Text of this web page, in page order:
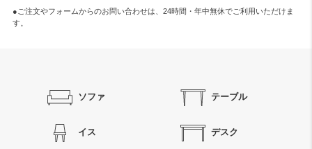
●ご注文やフォームからのお問い合わせは、 24時間・年中無休でご利用いただけま
す。
ソファ テーブル
イス デスク